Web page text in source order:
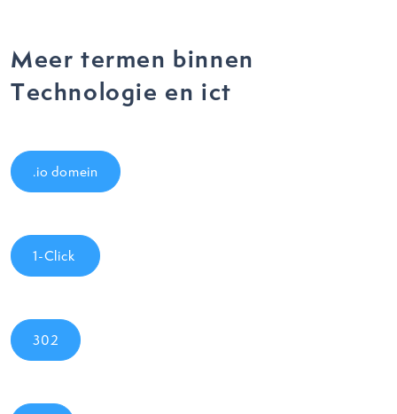
Meer termen binnen
Technologie en ict
.io domein
1-Click
302